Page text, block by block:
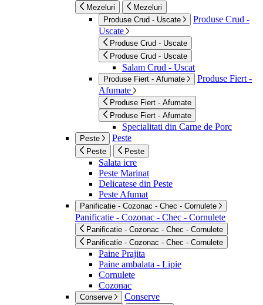
Mezeluri
Mezeluri
Produse Crud - Uscate
Produse Crud -
Uscate
Produse Crud - Uscate
Produse Crud - Uscate
Salam Crud - Uscat
Produse Fiert - Afumate
Produse Fiert -
Afumate
Produse Fiert - Afumate
Produse Fiert - Afumate
Specialitati din Carne de Porc
Peste Peste
Peste Peste
Salata icre
Peste Marinat
Delicatese din Peste
Peste Afumat
Panificatie - Cozonac - Chec - Cornulete
Panificatie - Cozonac - Chec - Cornulete
Panificatie - Cozonac - Chec - Cornulete
Panificatie - Cozonac - Chec - Cornulete
Paine Prajita
Paine ambalata - Lipie
Cornulete
Cozonac
Conserve Conserve